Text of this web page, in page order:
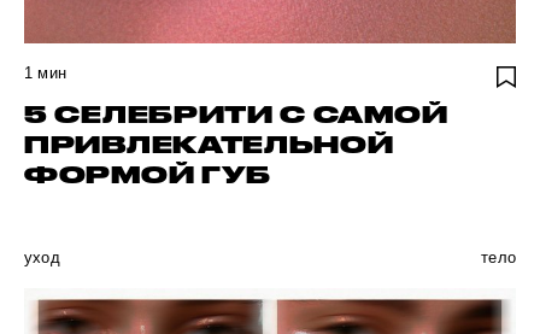
1 мин
5 СЕЛЕБРИТИ С САМОЙ
ПРИВЛЕКАТЕЛЬНОЙ
ФОРМОЙ ГУБ
уход тело